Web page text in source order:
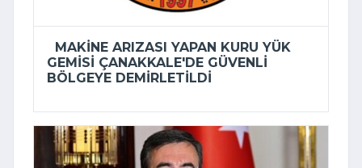
MAKINE ARIZASI YAPAN KURU YÜK
GEMISI ÇANAKKALE'DE GÜVENLI
BÖLGEYE DEMIRLETILDI